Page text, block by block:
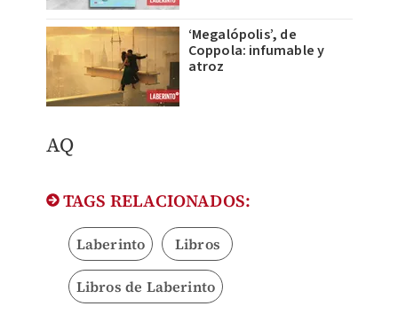
‘Megalópolis’, de
Coppola: infumable y
atroz
AQ
TAGS RELACIONADOS:
Laberinto Libros
Libros de Laberinto